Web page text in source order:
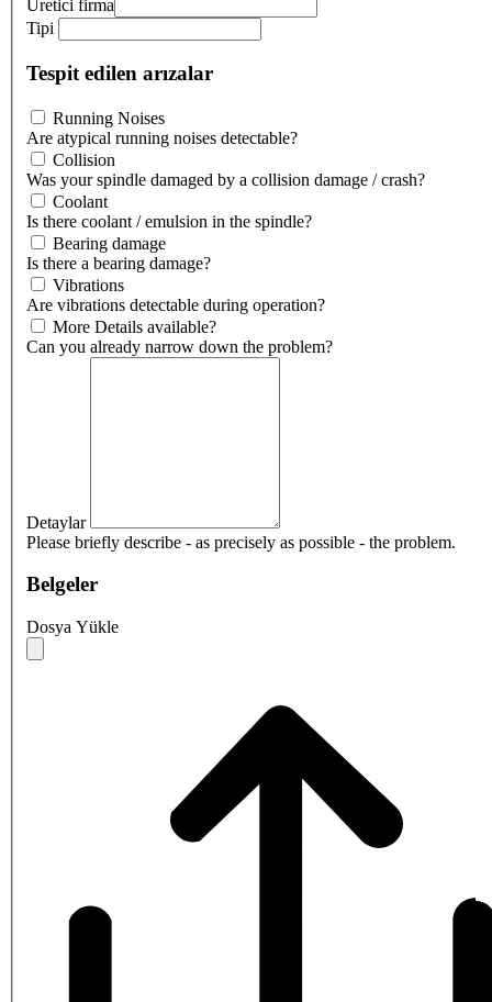
Üretici firma
Tipi
Tespit edilen arızalar
Running Noises
Are atypical running noises detectable?
Collision
Was your spindle damaged by a collision damage / crash?
Coolant
Is there coolant / emulsion in the spindle?
Bearing damage
Is there a bearing damage?
Vibrations
Are vibrations detectable during operation?
More Details available?
Can you already narrow down the problem?
Detaylar
Please briefly describe - as precisely as possible - the problem.
Belgeler
Dosya Yükle